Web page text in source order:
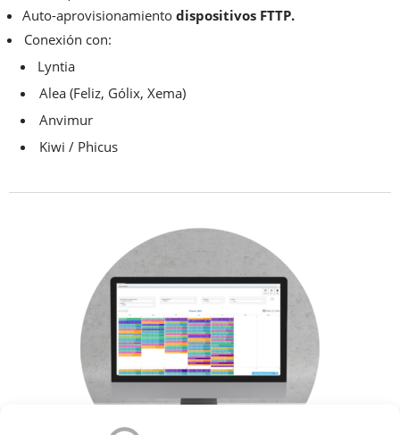
Auto-aprovisionamiento dispositivos FTTP.
Conexión con:
Lyntia
Alea (Feliz, Gólix, Xema)
Anvimur
Kiwi / Phicus